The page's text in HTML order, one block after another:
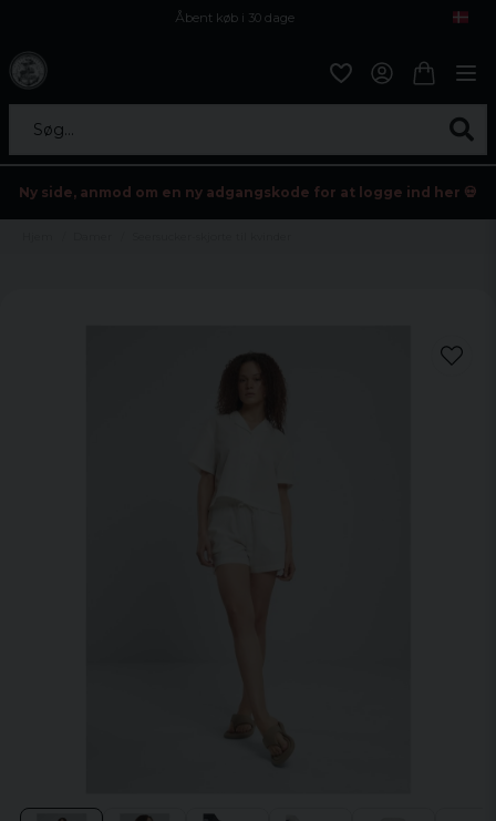
Åbent køb i 30 dage
Søg...
Ny side, anmod om en ny adgangskode for at logge ind her 💀